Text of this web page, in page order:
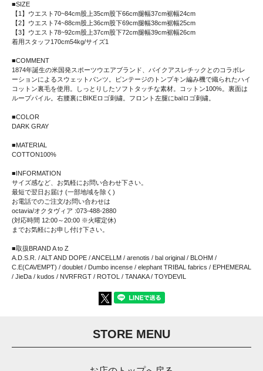
■SIZE
【1】ウエスト70~84cm股上35cm股下66cm腿幅37cm裾幅24cm
【2】ウエスト74~88cm股上36cm股下69cm腿幅38cm裾幅25cm
【3】ウエスト78~92cm股上37cm股下72cm腿幅39cm裾幅26cm
着用スタッフ170cm54kg/サイズ1
■COMMENT
1874年誕生の米国発スポーツウエアブランド、バイクアスレチックとのコラボレ
ーションによるスウェットパンツ。ビンテージのトンプキン編み機で織られたハイ
コットン裏毛を使用。しっとりしたソフトタッチな素材。コットン100%。裏面は
ループパイル。右腰裏にBIKEロゴ刺繍。フロント左腿にbalロゴ刺繍。
■COLOR
DARK GRAY
■MATERIAL
COTTON100%
■INFORMATION
サイズ感など、お気軽にお問い合わせ下さい。
最短で翌日お届け (一部地域を除く)
お電話でのご注文/お問い合わせは
octavia/オクタヴィア :073-488-2880
(対応時間 12:00～20:00 ※火曜定休)
までお気軽にお申し付け下さい。
■取扱BRAND A to Z
A.D.S.R. / ALT AND DOPE / ANCELLM / arenotis / bal original / BLOHM /
C.E(CAVEMPT) / doublet / Dumbo incense / elephant TRIBAL fabrics / EPHEMERAL
/ JieDa / kudos / NVRFRGT / ROTOL / TANAKA / TOYDEVIL
STORE MENU